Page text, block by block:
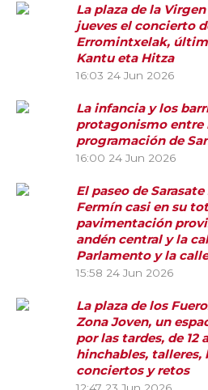
La plaza de la
jueves el concierto
Erromintxelak,
Kantu eta Hitza
16:03 24 Jun 2026
La infancia y los
protagonismo entre
programación de
16:00 24 Jun 2026
El paseo de
Fermín casi en su
pavimentación
andén central y la
Parlamento y la
15:58 24 Jun 2026
La plaza de los
Zona Joven, un
por las tardes, de 12
hinchables, talleres,
conciertos y retos
12:47 23 Jun 2026